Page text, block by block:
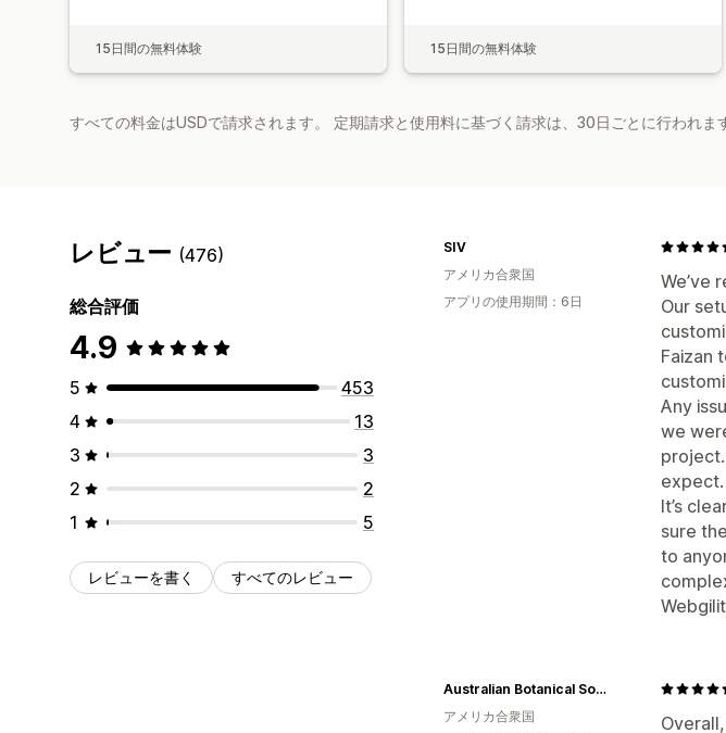
15日間の無料体験 15日間の無料体験
すべての料金はUSDで請求されます。 定期請求と使用料に基づく請求は、30日ごとに行われま
レビュー (476)
総合評価
4.9
5
453
4
13
3
3
2
2
1
5
レビューを書く すべてのレビュー
We’ve
Our
Faizan
Any
we
expect.
It’s
sure
to
SIV
アメリカ合衆国
アプリの使用期間：6日
Australian Botanical Soap US
アメリカ合衆国